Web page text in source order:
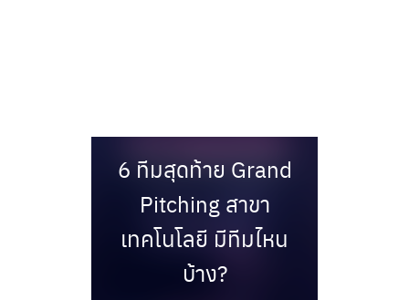
6 ทีมสุดท้าย Grand
Pitching สาขา
เทคโนโลยี มีทีมไหน
บ้าง?